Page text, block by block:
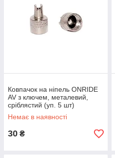
Ковпачок на ніпель ONRIDE
AV з ключем, металевий,
сріблястий (уп. 5 шт)
Немає в наявності
30 ₴